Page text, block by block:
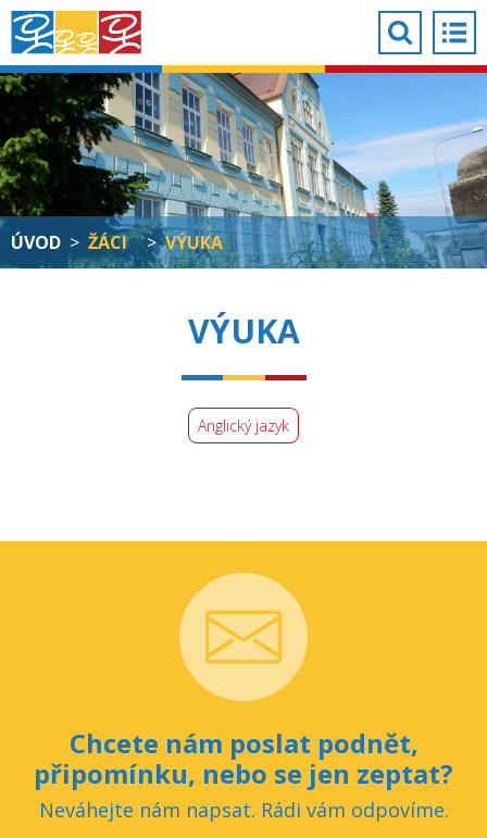
ÚVOD > ŽÁCI > VÝUKA
VÝUKA
Anglický jazyk
Chcete nám poslat podnět,
připomínku, nebo se jen zeptat?
Neváhejte nám napsat. Rádi vám odpovíme.